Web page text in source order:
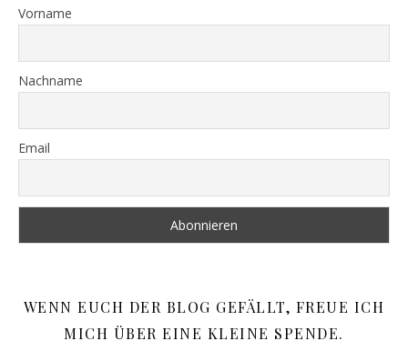
Vorname
Nachname
Email
WENN EUCH DER BLOG GEFÄLLT, FREUE ICH
MICH ÜBER EINE KLEINE SPENDE.